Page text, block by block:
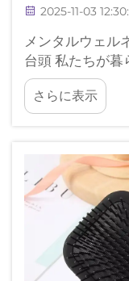
2025-11-03
メンタルウェル
台頭 私たちが暮
ラックスしてス
見つけることが
す。さまざまな
として注目され
さらに表示